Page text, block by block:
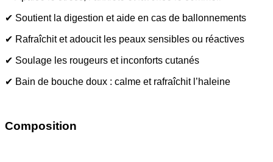
✔ Soutient la digestion et aide en cas de ballonnements
✔ Rafraîchit et adoucit les peaux sensibles ou réactives
✔ Soulage les rougeurs et inconforts cutanés
✔ Bain de bouche doux : calme et rafraîchit l’haleine
Composition